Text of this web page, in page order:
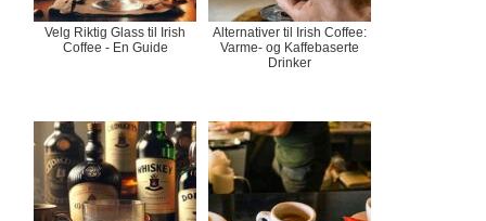
Velg Riktig Glass til Irish
Coffee - En Guide
Alternativer til Irish Coffee:
Varme- og Kaffebaserte
Drinker